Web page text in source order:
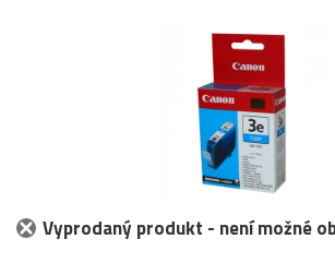
Vyprodaný produkt - není možné